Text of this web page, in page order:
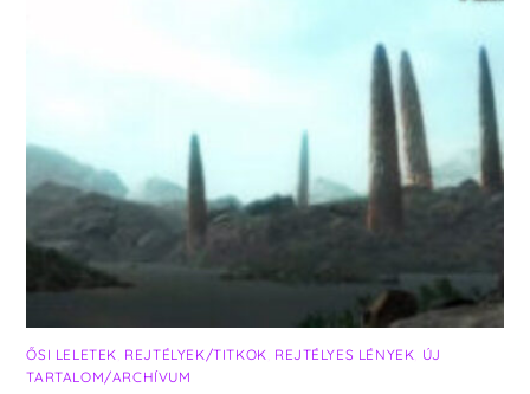
ŐSI LELETEK REJTÉLYEK/TITKOK REJTÉLYES LÉNYEK ÚJ
TARTALOM/ARCHÍVUM